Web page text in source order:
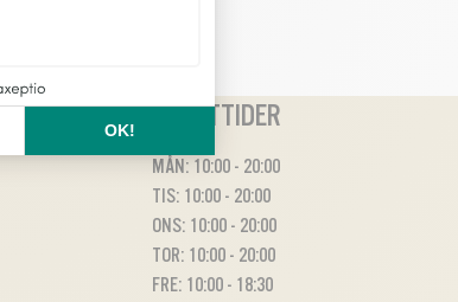
ÖPPETTIDER
MÅN: 10:00 - 20:00
TIS: 10:00 - 20:00
ONS: 10:00 - 20:00
TOR: 10:00 - 20:00
FRE: 10:00 - 18:30